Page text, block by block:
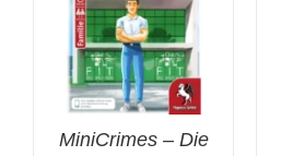
MiniCrimes – Die